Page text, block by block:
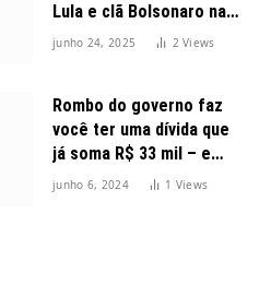
Lula e clã Bolsonaro na
disputa presidencial
junho 24, 2025 2Views
Rombo do governo faz
você ter uma dívida que
já soma R$ 33 mil – e
cresceu 300%
junho 6, 2024 1 Views